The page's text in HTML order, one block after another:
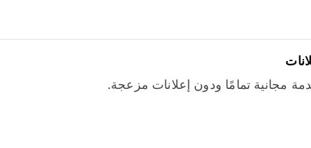
مجانية تمامًا ودون إعلانات مزعجة.